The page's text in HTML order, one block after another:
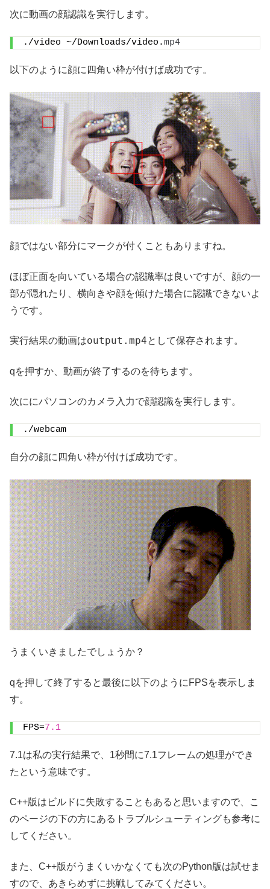
次に動画の顔認識を実行します。
./video ~/Downloads/video.mp4
以下のように顔に四角い枠が付けば成功です。
顔ではない部分にマークが付くこともありますね。
ほぼ正面を向いている場合の認識率は良いですが、顔の一
部が隠れたり、横向きや顔を傾けた場合に認識できないよ
うです。
実行結果の動画はoutput.mp4として保存されます。
qを押すか、動画が終了するのを待ちます。
次ににパソコンのカメラ入力で顔認識を実行します。
./webcam
自分の顔に四角い枠が付けば成功です。
うまくいきましたでしょうか？
qを押して終了すると最後に以下のようにFPSを表示しま
す。
FPS=7.1
7.1は私の実行結果で、1秒間に7.1フレームの処理ができ
たという意味です。
C++版はビルドに失敗することもあると思いますので、こ
のページの下の方にあるトラブルシューティングも参考に
してください。
また、C++版がうまくいかなくても次のPython版は試せま
すので、あきらめずに挑戦してみてください。